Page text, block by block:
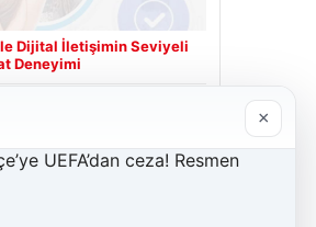
Dijital İletişimin Seviyeli
Deneyimi
Firmalar
×